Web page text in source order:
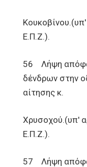
Ε.Π.Ζ.).
56 Λήψη
δένδρων στην
αίτησης κ.
Χρυσοχού.(υπ'
Ε.Π.Ζ.).
57 Λήψη